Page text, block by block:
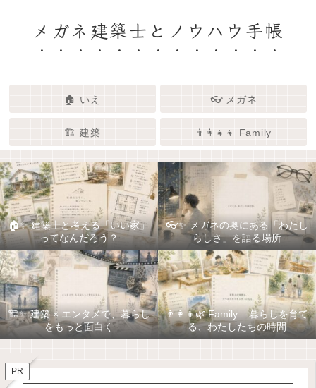
メガネ建築士とノウハウ手帳
🏠 いえ 👓 メガネ
🏗️ 建築 👨‍👩‍👧‍👦 Family
🏠✨ 建築士と考える「いい家」
ってなんだろう？
👓✨ メガネの奥にある「わたし
らしさ」を語る場所
🏗️✨ 建築 × エンタメで、暮らし
をもっと面白く
👨‍👩‍👧🌿 Family – 暮らしを育て
る、わたしたちの時間
PR